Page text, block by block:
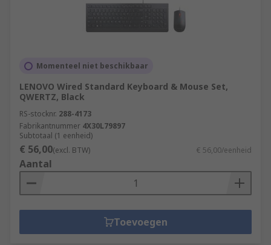
Momenteel niet beschikbaar
LENOVO Wired Standard Keyboard & Mouse Set,
QWERTZ, Black
RS-stocknr. 288-4173
Fabrikantnummer 4X30L79897
Subtotaal (1 eenheid)
€ 56,00(excl. BTW) € 56,00/eenheid
Aantal
Toevoegen